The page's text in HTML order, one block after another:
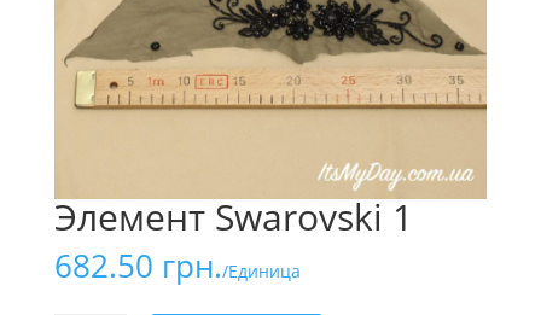
Элемент Swarovski 1
682.50 грн./Единица